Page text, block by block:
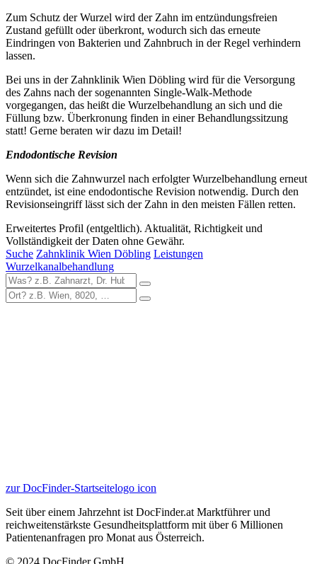
Zum Schutz der Wurzel wird der Zahn im entzündungsfreien
Zustand gefüllt oder überkront, wodurch sich das erneute
Eindringen von Bakterien und Zahnbruch in der Regel verhindern
lassen.
Bei uns in der Zahnklinik Wien Döbling wird für die Versorgung
des Zahns nach der sogenannten Single-Walk-Methode
vorgegangen, das heißt die Wurzelbehandlung an sich und die
Füllung bzw. Überkronung finden in einer Behandlungssitzung
statt! Gerne beraten wir dazu im Detail!
Endodontische Revision
Wenn sich die Zahnwurzel nach erfolgter Wurzelbehandlung erneut
entzündet, ist eine endodontische Revision notwendig. Durch den
Revisionseingriff lässt sich der Zahn in den meisten Fällen retten.
Erweitertes Profil (entgeltlich). Aktualität, Richtigkeit und
Vollständigkeit der Daten ohne Gewähr.
Suche Zahnklinik Wien Döbling Leistungen
Wurzelkanalbehandlung
zur DocFinder-Startseitelogo icon
Seit über einem Jahrzehnt ist DocFinder.at Marktführer und
reichweitenstärkste Gesundheitsplattform mit über 6 Millionen
Patientenanfragen pro Monat aus Österreich.
© 2024 DocFinder GmbH